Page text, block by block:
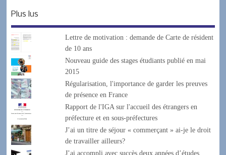
Plus lus
Lettre de motivation : demande de Carte de résident
de 10 ans
Nouveau guide des stages étudiants publié en mai
2015
Régularisation, l'importance de garder les preuves
de présence en France
Rapport de l'IGA sur l'accueil des étrangers en
préfecture et en sous-préfectures
J’ai un titre de séjour « commerçant » ai-je le droit
de travailler ailleurs?
J’ai accompli avec succès deux années d’études